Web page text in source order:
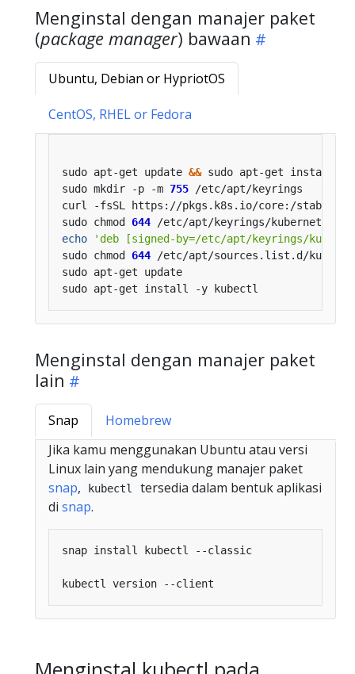
Menginstal dengan manajer paket
(package manager) bawaan
Ubuntu, Debian or HypriotOS
CentOS, RHEL or Fedora
sudo apt-get update &&
sudo mkdir -p -m 755
curl -fsSL https://pkgs.k8s.io/core:/stable:/
sudo chmod 644
echo
'deb [signed-by=/etc/apt/keyrings/
sudo chmod 644
Menginstal dengan manajer paket
lain
Snap
Homebrew
Jika kamu menggunakan Ubuntu atau versi
Linux lain yang mendukung manajer paket
snap, kubectl
tersedia dalam bentuk aplikasi
di snap.